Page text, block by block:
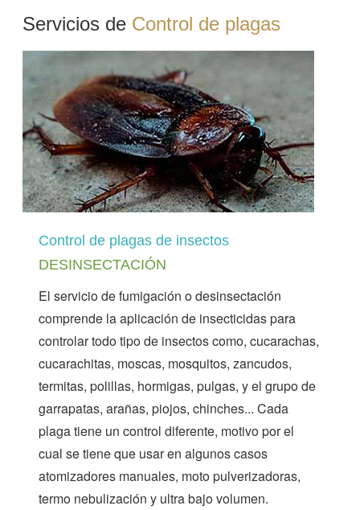
Servicios de Control de plagas
Control de plagas de insectos
DESINSECTACIÓN
El servicio de fumigación o desinsectación
comprende la aplicación de insecticidas para
controlar todo tipo de insectos como, cucarachas,
cucarachitas, moscas, mosquitos, zancudos,
termitas, polillas, hormigas, pulgas, y el grupo de
garrapatas, arañas, piojos, chinches... Cada
plaga tiene un control diferente, motivo por el
cual se tiene que usar en algunos casos
atomizadores manuales, moto pulverizadoras,
termo nebulización y ultra bajo volumen.